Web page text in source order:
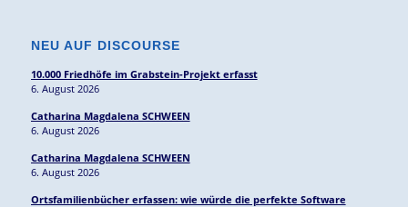
NEU AUF DISCOURSE
10.000 Friedhöfe im Grabstein-Projekt erfasst
6. August 2026
Catharina Magdalena SCHWEEN
6. August 2026
Catharina Magdalena SCHWEEN
6. August 2026
Ortsfamilienbücher erfassen: wie würde die perfekte Software